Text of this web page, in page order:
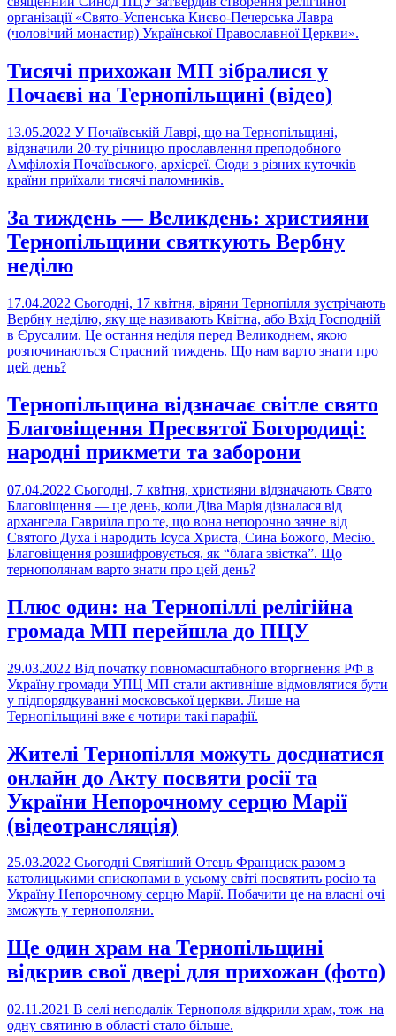
організації «Свято-Успенська Києво-Печерська Лавра
(чоловічий монастир) Української Православної Церкви».
Тисячі прихожан МП зібралися у
Почаєві на Тернопільщині (відео)
13.05.2022 У Почаївській Лаврі, що на Тернопільщині,
відзначили 20-ту річницю прославлення преподобного
Амфілохія Почаївського, архієреї. Сюди з різних куточків
країни приїхали тисячі паломників.
За тиждень — Великдень: християни
Тернопільщини святкують Вербну
неділю
17.04.2022 Сьогодні, 17 квітня, віряни Тернопілля зустрічають
Вербну неділю, яку ще називають Квітна, або Вхід Господній
в Єрусалим. Це остання неділя перед Великоднем, якою
розпочинаються Страсний тиждень. Що нам варто знати про
цей день?
Тернопільщина відзначає світле свято
Благовіщення Пресвятої Богородиці:
народні прикмети та заборони
07.04.2022 Сьогодні, 7 квітня, християни відзначають Свято
Благовіщення — це день, коли Діва Марія дізналася від
архангела Гавриїла про те, що вона непорочно зачне від
Святого Духа і народить Ісуса Христа, Сина Божого, Месію.
Благовіщення розшифровується, як “блага звістка”. Що
тернополянам варто знати про цей день?
Плюс один: на Тернопіллі релігійна
громада МП перейшла до ПЦУ
29.03.2022 Від початку повномасштабного вторгнення РФ в
Україну громади УПЦ МП стали активніше відмовлятися бути
у підпорядкуванні московської церкви. Лише на
Тернопільщині вже є чотири такі парафії.
Жителі Тернопілля можуть доєднатися
онлайн до Акту посвяти росії та
України Непорочному серцю Марії
(відеотрансляція)
25.03.2022 Сьогодні Святіший Отець Франциск разом з
католицькими єпископами в усьому світі посвятить росію та
Україну Непорочному серцю Марії. Побачити це на власні очі
зможуть у тернополяни.
Ще один храм на Тернопільщині
відкрив свої двері для прихожан (фото)
02.11.2021 В селі неподалік Тернополя відкрили храм, тож на
одну святиню в області стало більше.